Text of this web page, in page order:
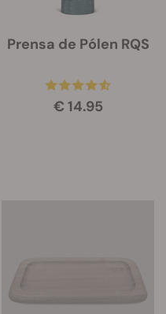
Prensa de Pólen RQS
€ 14.95